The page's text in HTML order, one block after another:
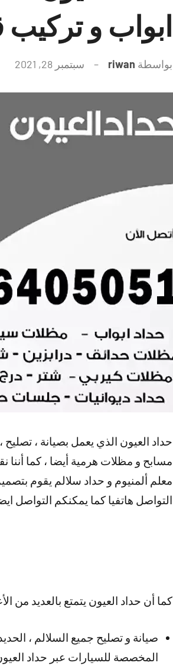
ابواب و تركيب
بواسطة riwan سبتمبر 28, 2021
حداد العيون الذي يعمل بصيانة ،
مسابح و مظلات هرمية أيضا ، كما أننا
معلم ألمنيوم و حداد سلالم يقوم
التواصل هاتفيا كما يمكنكم التواصل
كما أن حداد العيون يتمتع بالعديد من
صيانة و تصليح جميع السلالم ،
المخصصة للسيارات عبر حداد